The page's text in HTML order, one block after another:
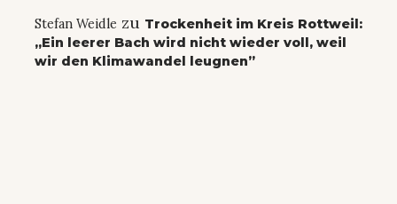
Stefan Weidle zu Trockenheit im Kreis Rottweil:
„Ein leerer Bach wird nicht wieder voll, weil
wir den Klimawandel leugnen”